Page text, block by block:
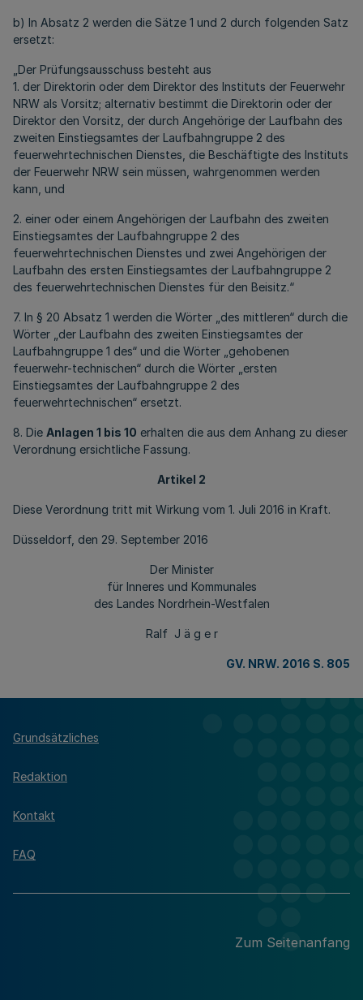
b) In Absatz 2 werden die Sätze 1 und 2 durch folgenden Satz
ersetzt:
„Der Prüfungsausschuss besteht aus
1. der Direktorin oder dem Direktor des Instituts der Feuerwehr
NRW als Vorsitz; alternativ bestimmt die Direktorin oder der
Direktor den Vorsitz, der durch Angehörige der Laufbahn des
zweiten Einstiegsamtes der Laufbahngruppe 2 des
feuerwehrtechnischen Dienstes, die Beschäftigte des Instituts
der Feuerwehr NRW sein müssen, wahrgenommen werden
kann, und
2. einer oder einem Angehörigen der Laufbahn des zweiten
Einstiegsamtes der Laufbahngruppe 2 des
feuerwehrtechnischen Dienstes und zwei Angehörigen der
Laufbahn des ersten Einstiegsamtes der Laufbahngruppe 2
des feuerwehrtechnischen Dienstes für den Beisitz.“
7. In § 20 Absatz 1 werden die Wörter „des mittleren“ durch die
Wörter „der Laufbahn des zweiten Einstiegsamtes der
Laufbahngruppe 1 des“ und die Wörter „gehobenen
feuerwehr-technischen“ durch die Wörter „ersten
Einstiegsamtes der Laufbahngruppe 2 des
feuerwehrtechnischen“ ersetzt.
8. Die Anlagen 1 bis 10 erhalten die aus dem Anhang zu dieser
Verordnung ersichtliche Fassung.
Artikel 2
Diese Verordnung tritt mit Wirkung vom 1. Juli 2016 in Kraft.
Düsseldorf, den 29. September 2016
Der Minister
für Inneres und Kommunales
des Landes Nordrhein-Westfalen
Ralf J ä g e r
GV. NRW. 2016 S. 805
Grundsätzliches
Redaktion
Kontakt
FAQ
Zum Seitenanfang